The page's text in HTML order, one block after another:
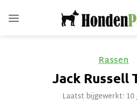
naar
Rassen
Jack Russell
Laatst bijgewerkt: 10